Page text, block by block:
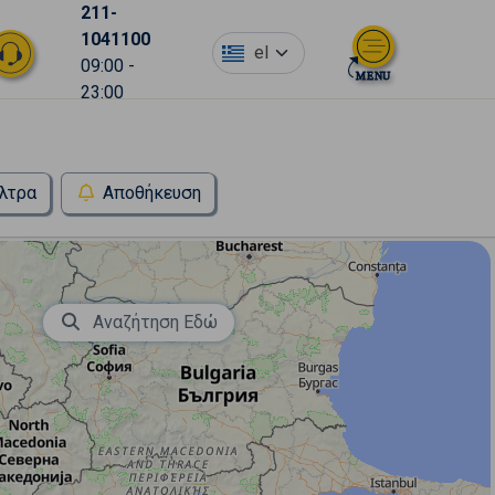
211-
1041100
09:00 -
23:00
el
Αποθήκευση
Αναζήτηση Εδώ